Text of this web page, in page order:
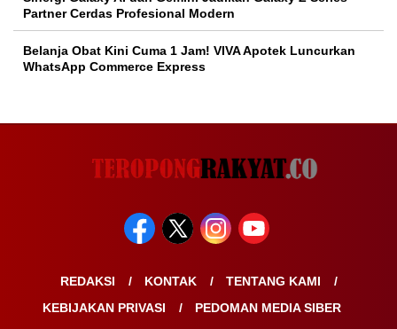
Partner Cerdas Profesional Modern
Belanja Obat Kini Cuma 1 Jam! VIVA Apotek Luncurkan
WhatsApp Commerce Express
REDAKSI KONTAK
TENTANG KAMI
KEBIJAKAN PRIVASI
PEDOMAN MEDIA SIBER